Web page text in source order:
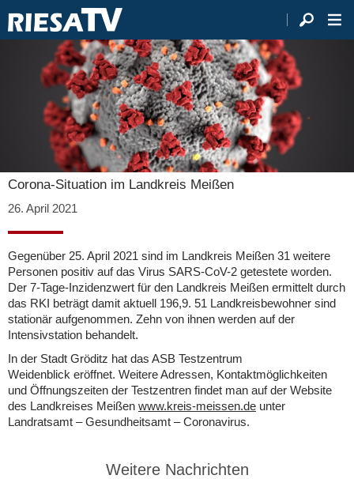
Corona-Situation im Landkreis Meißen
26. April 2021
Gegenüber 25. April 2021 sind im Landkreis Meißen 31 weitere
Personen positiv auf das Virus SARS-CoV-2 getestete worden.
Der 7-Tage-Inzidenzwert für den Landkreis Meißen ermittelt durch
das RKI beträgt damit aktuell 196,9. 51 Landkreisbewohner sind
stationär aufgenommen. Zehn von ihnen werden auf der
Intensivstation behandelt.
In der Stadt Gröditz hat das ASB Testzentrum
Weidenblick eröffnet. Weitere Adressen, Kontaktmöglichkeiten
und Öffnungszeiten der Testzentren findet man auf der Website
des Landkreises Meißen www.kreis-meissen.de unter
Landratsamt – Gesundheitsamt – Coronavirus.
Weitere Nachrichten